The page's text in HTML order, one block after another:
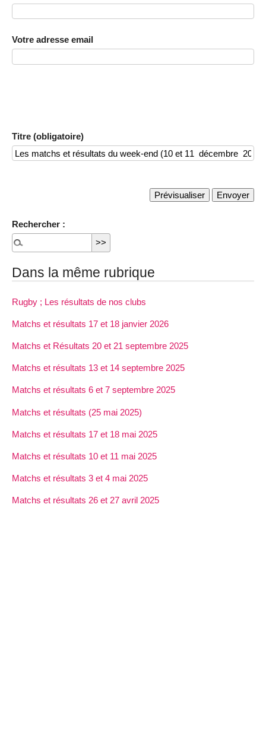
Votre adresse email
Titre (obligatoire)
Rechercher :
Dans la même rubrique
Rugby ; Les résultats de nos clubs
Matchs et résultats 17 et 18 janvier 2026
Matchs et Résultats 20 et 21 septembre 2025
Matchs et résultats 13 et 14 septembre 2025
Matchs et résultats 6 et 7 septembre 2025
Matchs et résultats (25 mai 2025)
Matchs et résultats 17 et 18 mai 2025
Matchs et résultats 10 et 11 mai 2025
Matchs et résultats 3 et 4 mai 2025
Matchs et résultats 26 et 27 avril 2025